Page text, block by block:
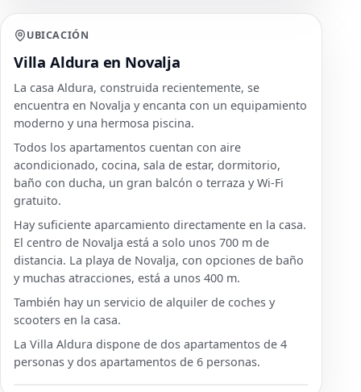
UBICACIÓN
Villa Aldura en Novalja
La casa Aldura, construida recientemente, se
encuentra en Novalja y encanta con un equipamiento
moderno y una hermosa piscina.
Todos los apartamentos cuentan con aire
acondicionado, cocina, sala de estar, dormitorio,
baño con ducha, un gran balcón o terraza y Wi-Fi
gratuito.
Hay suficiente aparcamiento directamente en la casa.
El centro de Novalja está a solo unos 700 m de
distancia. La playa de Novalja, con opciones de baño
y muchas atracciones, está a unos 400 m.
También hay un servicio de alquiler de coches y
scooters en la casa.
La Villa Aldura dispone de dos apartamentos de 4
personas y dos apartamentos de 6 personas.